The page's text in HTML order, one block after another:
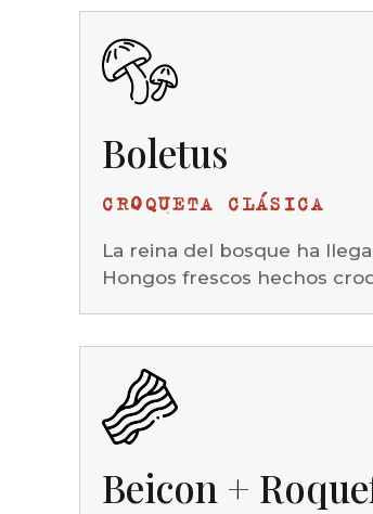
Boletus
CROQUETA CLÁSICA
La reina del bosque ha
Hongos frescos hechos
Beicon +